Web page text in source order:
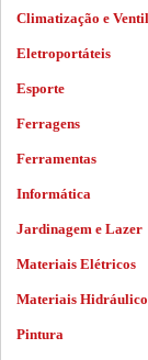
Climatização e
Eletroportáteis
Esporte
Ferragens
Ferramentas
Informática
Jardinagem e Lazer
Materiais Elétricos
Materiais
Pintura